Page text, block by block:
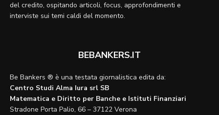
del credito, ospitando articoli, focus, approfondimenti e
interviste sui temi caldi del momento.
BEBANKERS.IT
Be Bankers ® è una testata giornalistica edita da:
Centro Studi Alma Iura srl SB
Matematica e Diritto per Banche e Istituti Finanziari
Stradone Porta Palio, 66 – 37122 Verona